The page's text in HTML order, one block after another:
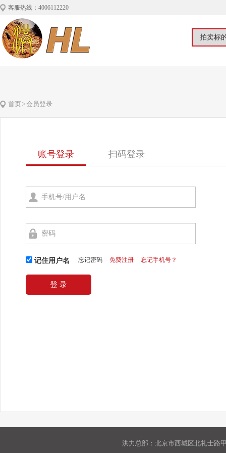
客服热线：4006112220
首页>会员登录
账号登录 扫码登录
记住用户名 忘记密码 免费注册 忘记手机号？
洪力总部：北京市西城区北礼士路